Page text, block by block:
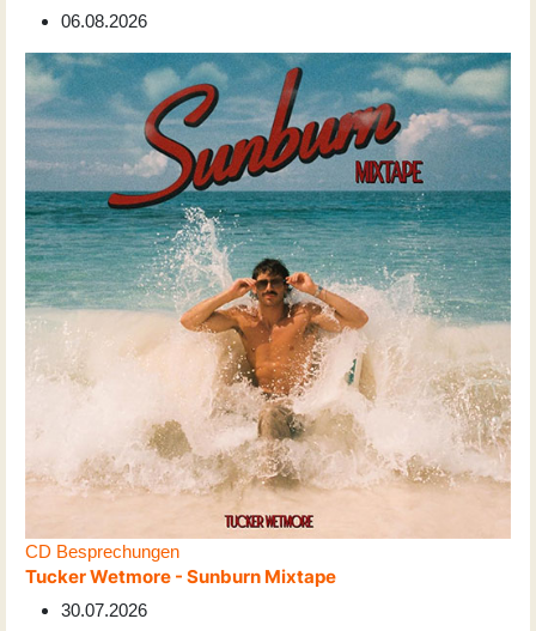
06.08.2026
CD Besprechungen
Tucker Wetmore - Sunburn Mixtape
30.07.2026